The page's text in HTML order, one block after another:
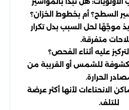
السطح؟ أم بخطوط الخزان؟
موجّهًا لحل السبب بدل تكرار
متفرقة.
عليه أثناء الفحص؟
للشمس أو القريبة من
الحرارة.
الانحناءات لأنها أكثر عرضة
للتلف.